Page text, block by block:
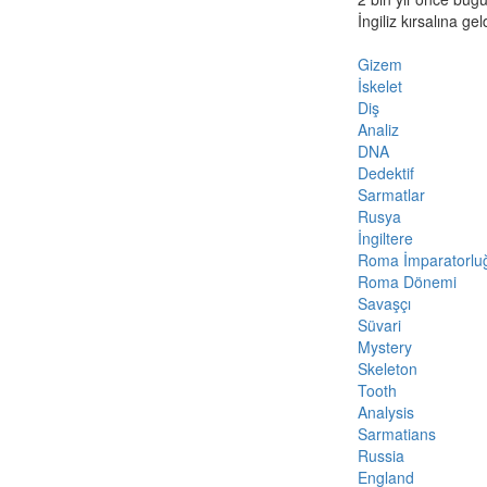
İngiliz kırsalına
Gizem
İskelet
Diş
Analiz
DNA
Dedektif
Sarmatlar
Rusya
İngiltere
Roma
Roma Dönemi
Savaşçı
Süvari
Mystery
Skeleton
Tooth
Analysis
Sarmatians
Russia
England